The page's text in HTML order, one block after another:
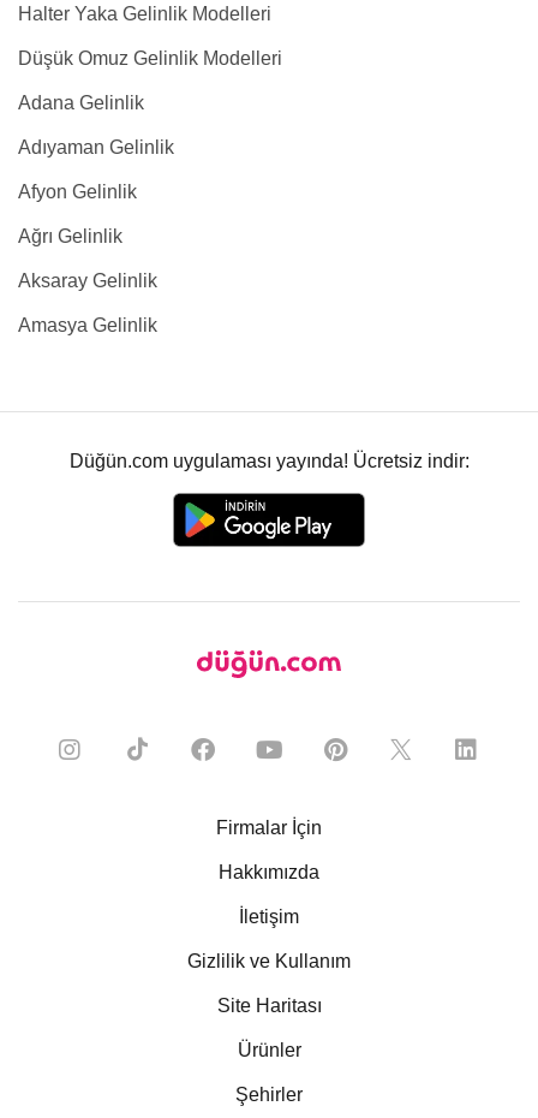
Halter Yaka Gelinlik Modelleri
Düşük Omuz Gelinlik Modelleri
Adana Gelinlik
Adıyaman Gelinlik
Afyon Gelinlik
Ağrı Gelinlik
Aksaray Gelinlik
Amasya Gelinlik
Düğün.com uygulaması yayında! Ücretsiz indir:
Firmalar İçin
Hakkımızda
İletişim
Gizlilik ve Kullanım
Site Haritası
Ürünler
Şehirler